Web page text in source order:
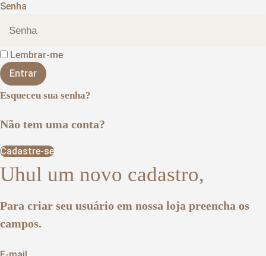
Senha
Lembrar-me
Entrar
Esqueceu sua senha?
Não tem uma conta?
Cadastre-se
Uhul um novo cadastro,
Para criar seu usuário em nossa loja preencha os
campos.